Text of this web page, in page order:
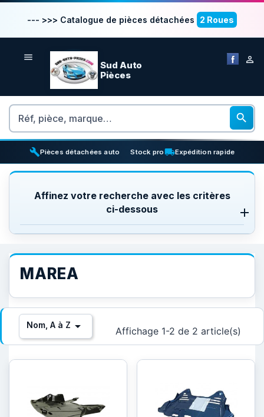
--- >>> Catalogue de pièces détachées 2 Roues
 
Sud Auto
Pièces
Rechercher

buildPièces détachées auto inventory_2
Stock prolocal_shippingExpédition rapide
Affinez votre recherche avec les critères
ci-dessous
MAREA
Nom, A à Z  Affichage 1-2 de 2 article(s)